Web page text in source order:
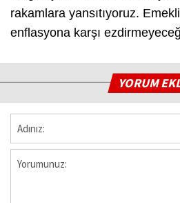
rakamlara yansıtıyoruz.
enflasyona karşı
YORUM